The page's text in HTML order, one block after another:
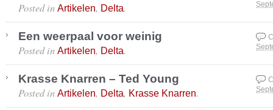
Posted in Artikelen, Delta.
Een weerpaal voor weinig
Posted in Artikelen, Delta.
Krasse Knarren – Ted Young
Posted in Artikelen, Delta, Krasse Knarren.